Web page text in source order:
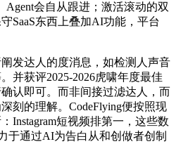
Agent会自从跟进；激活滚动的双
SaaS东西上叠加AI功能，平台
达人的度消息，如检测人声音
并获评2025-2026虎啸年度最佳
认即可。而非间接过滤达人，而
刻的理解。CodeFlying便按照现
Instagram短视频排第一，这些数
于通过AI为告白从和创做者创制